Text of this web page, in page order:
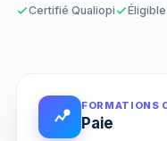
Certifié Qualiopi Éligible
FORMATIONS
Paie